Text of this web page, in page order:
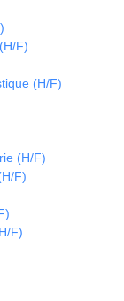
F)
(H/F)
(H/F)
F)
F)